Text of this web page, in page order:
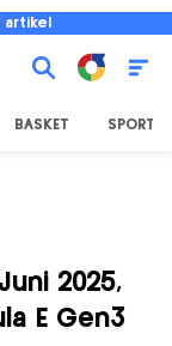
BASKET SPORT
2025,
E Gen3